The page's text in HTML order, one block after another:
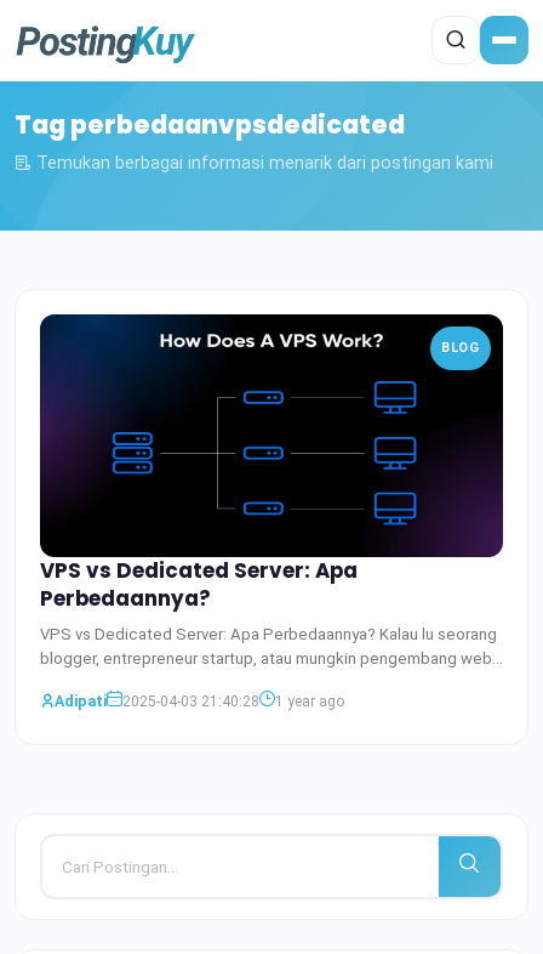
Tag perbedaanvpsdedicated
Temukan berbagai informasi menarik dari postingan kami
BLOG
VPS vs Dedicated Server: Apa
Perbedaannya?
VPS vs Dedicated Server: Apa Perbedaannya? Kalau lu seorang
blogger, entrepreneur startup, atau mungkin pengembang web,
Adipati
2025-04-03 21:40:28 1 year ago